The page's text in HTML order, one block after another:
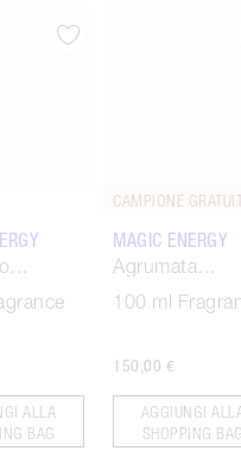
Articolo 1 di 3
ALLA
BAG
MAGIC ENERGY
Agrumata
100 ml
150,00 €
AGGIUNGI
SHOPPING BAG